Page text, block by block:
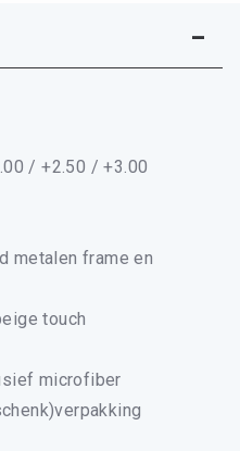
/ +2.50 / +3.00
metalen frame en
touch
microfiber